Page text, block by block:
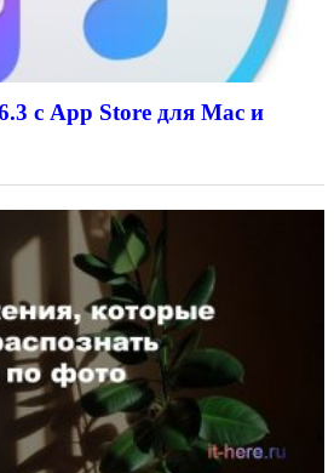
с App Store для Mac и